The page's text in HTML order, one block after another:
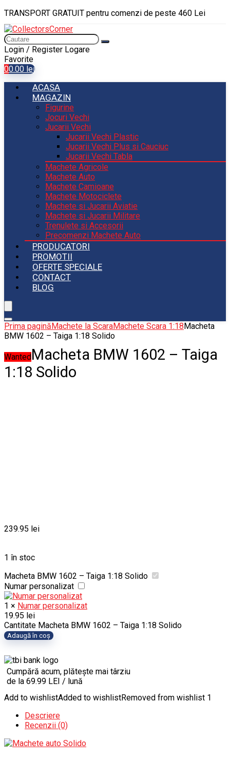
TRANSPORT GRATUIT pentru comenzi de peste 460 Lei
Login / Register Logare
Favorite
00.00 lei
ACASA
MAGAZIN
Figurine
Jocuri Vechi
Jucarii Vechi
Jucarii Vechi Plastic
Jucarii Vechi Plus si Cauciuc
Jucarii Vechi Tabla
Machete Agricole
Machete Auto
Machete Camioane
Machete Motociclete
Machete si Jucarii Aviatie
Machete si Jucarii Militare
Trenulete si Accesorii
Precomenzi Machete Auto
PRODUCATORI
PROMOTII
OFERTE SPECIALE
CONTACT
BLOG
Prima paginăMachete la ScaraMachete Scara 1:18Macheta
BMW 1602 – Taiga 1:18 Solido
WantedMacheta BMW 1602 – Taiga
1:18 Solido
239.95 lei
1 în stoc
Macheta BMW 1602 – Taiga 1:18 Solido
Numar personalizat
1 × Numar personalizat
19.95 lei
Cantitate Macheta BMW 1602 – Taiga 1:18 Solido
Adaugă în coș
Cumpără acum, plătește mai târziu
de la 69.99 LEI / lună
Add to wishlistAdded to wishlistRemoved from wishlist 1
Descriere
Recenzii (0)